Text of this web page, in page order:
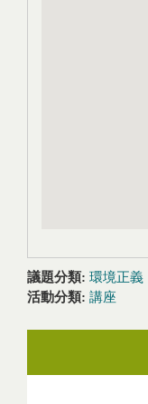
議題分類: 環境正義
活動分類: 講座